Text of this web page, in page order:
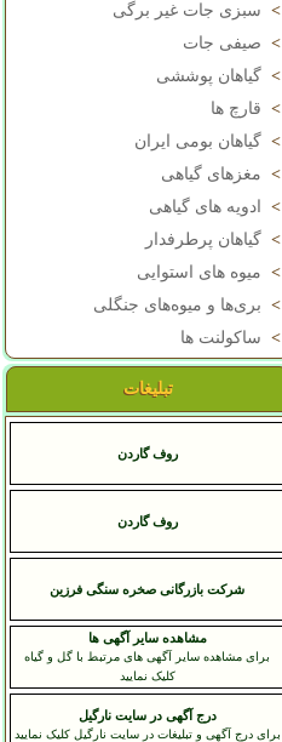
> سبزی جات غیر برگی
> صیفی جات
> گیاهان پوششی
> قارچ ها
> گیاهان بومی ایران
> مغزهای گیاهی
>
ادویه های گیاهی
> گیاهان پرطرفدار
> میوه های استوایی
> بری‌ها و میوه‌های جنگلی
> ساکولنت ها
تبلیغات
روف گاردن
روف گاردن
شرکت بازرگانی صخره سنگی فرزین
مشاهده سایر آگهی ها
برای مشاهده سایر آگهی های مرتبط با گل و گیاه
کلیک نمایید
درج آگهی در سایت نارگیل
برای درج آگهی و تبلیغات در سایت نارگیل کلیک نمایید